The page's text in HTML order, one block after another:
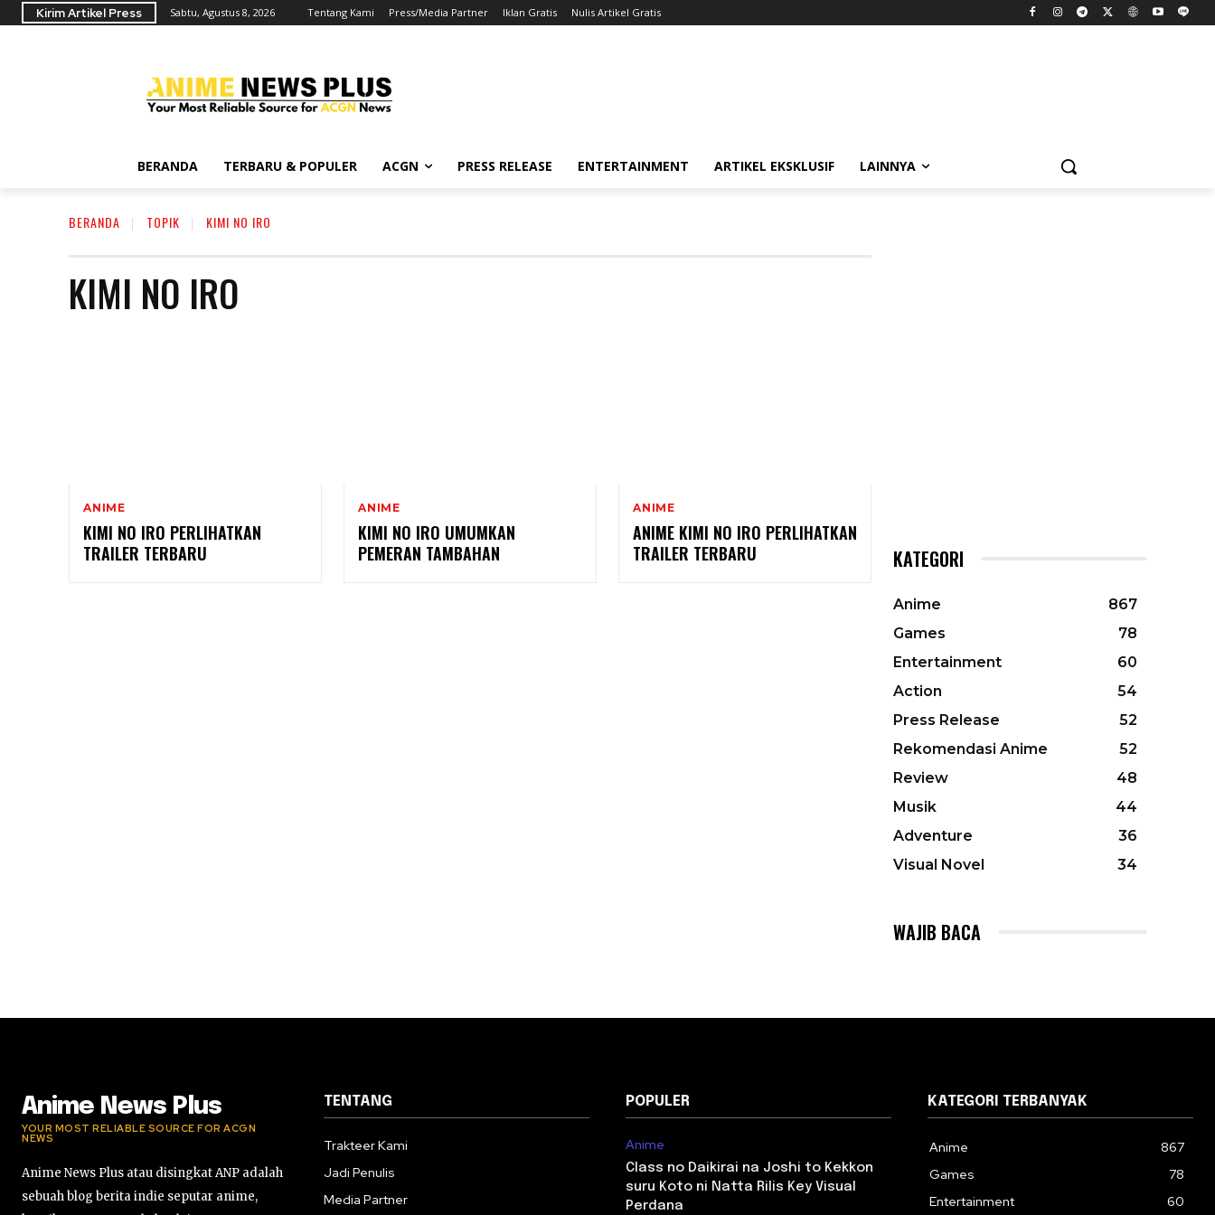
Kirim Artikel Press Sabtu, Agustus 8, 2026 Tentang Kami Press/Media Partner Iklan Gratis Nulis Artikel Gratis
BERANDA TERBARU & POPULER ACGN PRESS RELEASE ENTERTAINMENT ARTIKEL EKSKLUSIF LAINNYA
BERANDA TOPIK KIMI NO IRO
KIMI NO IRO
ANIME
KIMI NO IRO PERLIHATKAN
TRAILER TERBARU
ANIME
KIMI NO IRO UMUMKAN
PEMERAN TAMBAHAN
ANIME
ANIME KIMI NO IRO PERLIHATKAN
TRAILER TERBARU
KATEGORI
Anime
867
Games
78
Entertainment
60
Action
54
Press Release
52
Rekomendasi Anime
52
Review
48
Musik
44
Adventure
36
Visual Novel
34
WAJIB BACA
Anime News Plus
YOUR MOST RELIABLE SOURCE FOR ACGN
NEWS
Anime News Plus atau disingkat ANP adalah
sebuah blog berita indie seputar anime,
TENTANG
Trakteer Kami
Jadi Penulis
Media Partner
POPULER
Anime
Class no Daikirai na Joshi to Kekkon
suru Koto ni Natta Rilis Key Visual
Perdana
KATEGORI TERBANYAK
Anime
867
Games
78
Entertainment
60